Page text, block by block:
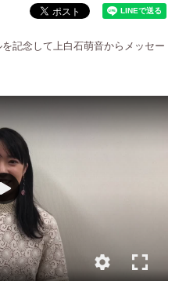
記念して上白石萌音からメッセー